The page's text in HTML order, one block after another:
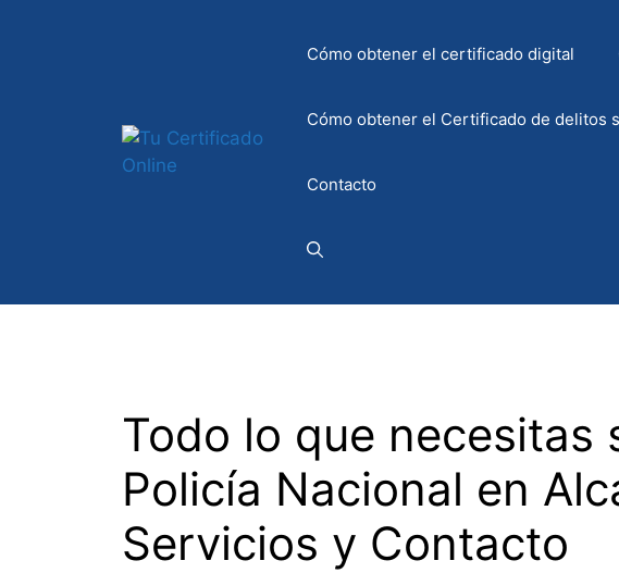
Cómo obtener el certificado digital
Cómo obtener el Certificado de delitos
Contacto
Todo lo que necesitas
Policía Nacional en
Servicios y Contacto